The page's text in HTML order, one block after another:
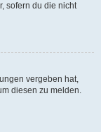
sofern du die nicht
vergeben hat,
diesen zu melden.